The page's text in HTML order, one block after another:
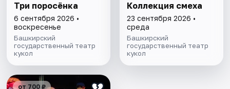
Три поросёнка
6 сентября 2026 •
воскресенье
Башкирский
государственный театр
кукол
Коллекция смеха
23 сентября 2026 •
среда
Башкирский
государственный театр
кукол
от 700 ₽